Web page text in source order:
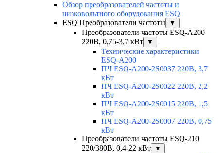
Обзор преобразователей частоты и
низковольтного оборудования ESQ
ESQ Преобразователи частоты
▼
Преобразователи частоты ESQ-A200
220В, 0,75-3,7 кВт
▼
Технические характеристики
ESQ-A200
ПЧ ESQ-A200-2S0037 220В, 3,7
кВт
ПЧ ESQ-A200-2S0022 220В, 2,2
кВт
ПЧ ESQ-A200-2S0015 220В, 1,5
кВт
ПЧ ESQ-A200-2S0007 220В, 0,75
кВт
Преобразователи частоты ESQ-210
220/380В, 0,4-22 кВт
▼